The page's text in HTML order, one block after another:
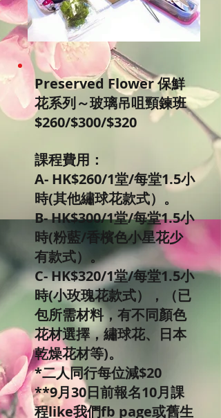
Preserved Flower 保鮮
花系列～玻璃吊咀頸鍊班
$260/$300/$320
課程費用：
A- HK$260/1堂/每堂1.5小
時(其他繡球花款式）。
B- HK$300/1堂/每堂1.5小
時(粉藍/香檳色小星花少
有款式）。
C- HK$320/1堂/每堂1.5小
時(小玫瑰花款式），（已
包所需材料，有不同顏色
花材選擇，繡球花、日本
乾燥花材等)。
*二人同行每位減$20
**9月30日前報名10月課
程like我們fb page或舊生